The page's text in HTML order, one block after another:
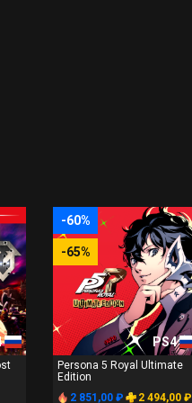
-60%
-65%
PS4
Persona 5 Royal Ultimate
Edition
2 851,00 ₽
2 494,00 ₽